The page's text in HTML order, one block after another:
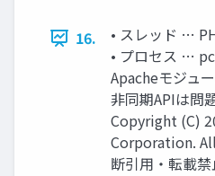
16.
• スレッド …
• プロセス …
Apacheモジュ
非同期APIは問
Copyright (C)
Corporation.
断引用・転載